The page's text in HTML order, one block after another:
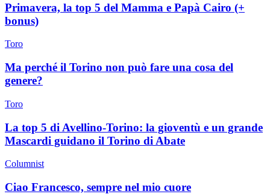
Primavera, la top 5 del Mamma e Papà Cairo (+
bonus)
Toro
Ma perché il Torino non può fare una cosa del
genere?
Toro
La top 5 di Avellino-Torino: la gioventù e un grande
Mascardi guidano il Torino di Abate
Columnist
Ciao Francesco, sempre nel mio cuore